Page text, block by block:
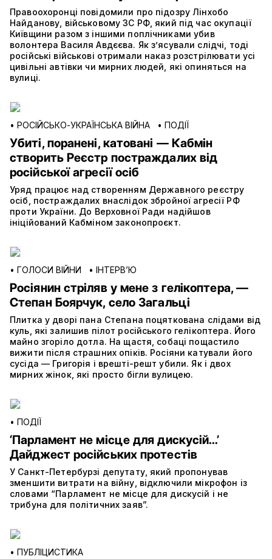
Правоохоронці повідомили про підозру Лінхобо
Найданову, військовому ЗС РФ, який під час окупації
Київщини разом з іншими поплічниками убив
волонтера Василя Авдєєва. Як з’ясували слідчі, тоді
російські військові отримали наказ розстрілювати усі
цивільні автівки чи мирних людей, які опиняться на
вулиці.
• РОСІЙСЬКО-УКРАЇНСЬКА ВІЙНА • ПОДІЇ
Убиті, поранені, катовані — Кабмін
створить Реєстр постраждалих від
російської агресії осіб
Уряд працює над створенням Державного реєстру
осіб, постраждалих внаслідок збройної агресії РФ
проти України. До Верховної Ради надійшов
ініційований Кабміном законопроєкт.
• ГОЛОСИ ВІЙНИ • ІНТЕРВ’Ю
Росіянин стріляв у мене з гелікоптера, —
Степан Боярчук, село Загальці
Плитка у дворі пана Степана поцяткована слідами від
куль, які залишив пілот російського гелікоптера. Його
майно згоріло дотла. На щастя, собаці пощастило
вижити після страшних опіків. Росіяни катували його
сусіда — Григорія і врешті-решт убили. Як і двох
мирних жінок, які просто бігли вулицею.
• ПОДІЇ
‘Парламент не місце для дискусій…’
Дайджест російських протестів
У Санкт-Петербурзі депутату, який пропонував
зменшити витрати на війну, відключили мікрофон із
словами “Парламент не місце для дискусій і не
трибуна для політичних заяв”.
• ПУБЛІЦИСТИКА